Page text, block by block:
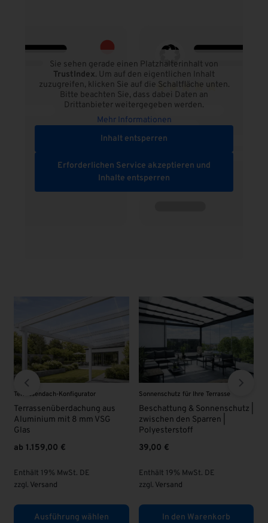
Sie sehen gerade einen Platzhalterinhalt von
TrustIndex. Um auf den eigentlichen Inhalt
zuzugreifen, klicken Sie auf die Schaltfläche unten.
Bitte beachten Sie, dass dabei Daten an
Drittanbieter weitergegeben werden.
Mehr Informationen
Inhalt entsperren
Erforderlichen Service akzeptieren und
Inhalte entsperren
Sonnenschutz für Ihre Terrasse
Beschattung & Sonnenschutz |
zwischen den Sparren |
Polyesterstoff
39,00€
Enthält 19% MwSt. DE
zzgl.Versand
In den Warenkorb
VSG - Glas
VSG Glas 8 mm | KLAR |
63,00€
Enthält 19% MwSt. DE
In den Warenkorb